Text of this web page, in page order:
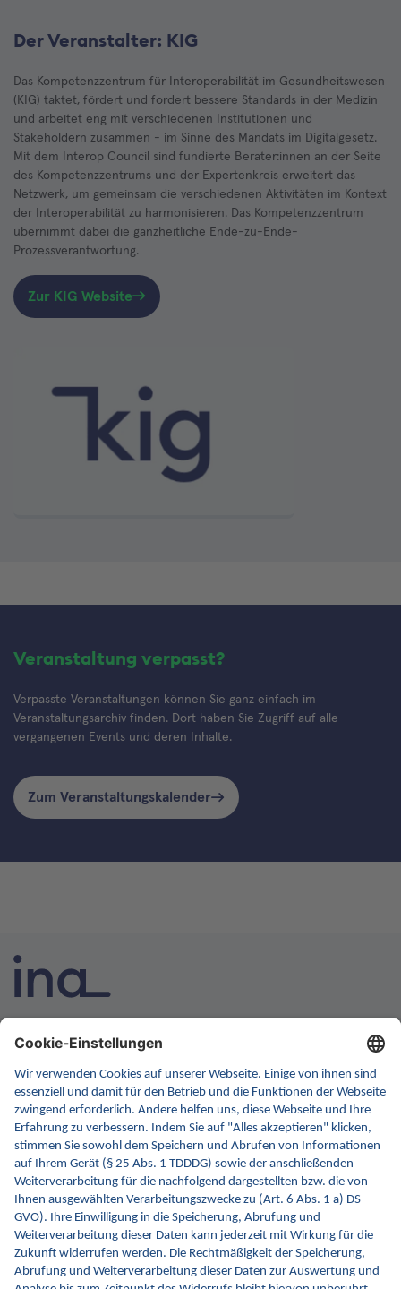
Der Veranstalter: KIG
Das Kompetenzzentrum für Interoperabilität im Gesundheitswesen
(KIG) taktet, fördert und fordert bessere Standards in der Medizin
und arbeitet eng mit verschiedenen Institutionen und
Stakeholdern zusammen - im Sinne des Mandats im Digitalgesetz.
Mit dem Interop Council sind fundierte Berater:innen an der Seite
des Kompetenzzentrums und der Expertenkreis erweitert das
Netzwerk, um gemeinsam die verschiedenen Aktivitäten im Kontext
der Interoperabilität zu harmonisieren. Das Kompetenzzentrum
übernimmt dabei die ganzheitliche Ende-zu-Ende-
Prozessverantwortung.
Zur KIG Website
Veranstaltung verpasst?
Verpasste Veranstaltungen können Sie ganz einfach im
Veranstaltungsarchiv finden. Dort haben Sie Zugriff auf alle
vergangenen Events und deren Inhalte.
Zum Veranstaltungskalender
INA ist die nationale Wissensplattform für Interoperabilität.
Gesundheitswesen werden. Dafür erweitern wir
kontinuierlich die Inhalte und Funktionen von INA.
Kontakt
Kontaktformular
gematik GmbH
Rosenthaler Str. 30
10178 Berlin